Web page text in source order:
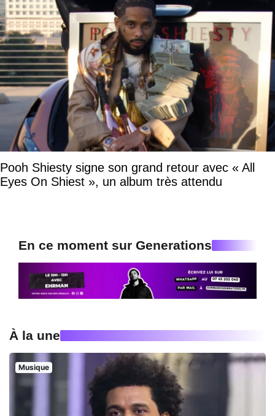
Pooh Shiesty signe son grand retour avec « All
Eyes On Shiest », un album très attendu
En ce moment sur Generations
À la une
Musique